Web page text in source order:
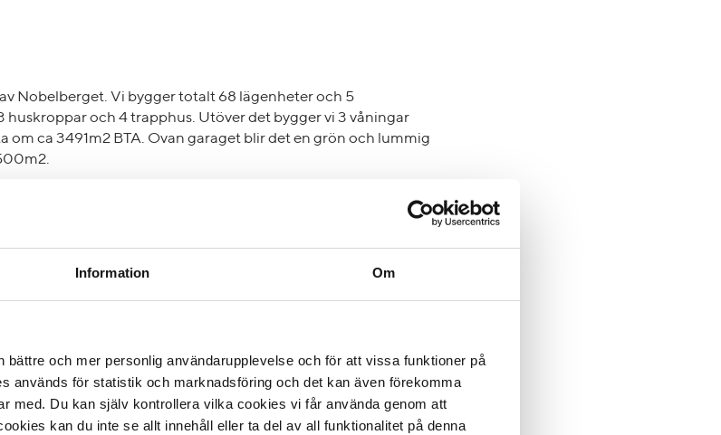
Information Om
bättre och mer personlig användarupplevelse och för att vissa funktioner på
används för statistik och marknadsföring och det kan även förekomma
med. Du kan själv kontrollera vilka cookies vi får använda genom att
kan du inte se allt innehåll eller ta del av all funktionalitet på denna
Nobelberget. Vi bygger totalt 68 lägenheter och 5
huskroppar och 4 trapphus. Utöver det bygger vi 3 våningar
om ca 3491m2 BTA. Ovan garaget blir det en grön och lummig
efter den tidigare industriella verksamheten i området.
för att få kvarteren tillgängliga.
på plats som tillsammans med duktiga konsulter arbetar fram
Miljöbyggnad Silver.